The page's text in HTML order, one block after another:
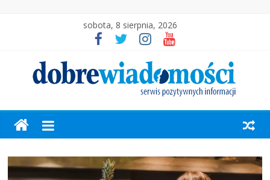
sobota, 8 sierpnia, 2026